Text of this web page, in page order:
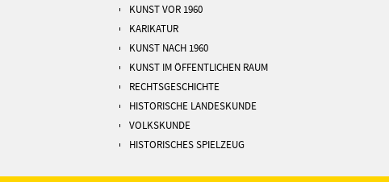
KUNST VOR 1960
KARIKATUR
KUNST NACH 1960
KUNST IM ÖFFENTLICHEN RAUM
RECHTSGESCHICHTE
HISTORISCHE LANDESKUNDE
VOLKSKUNDE
HISTORISCHES SPIELZEUG